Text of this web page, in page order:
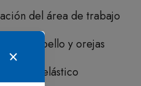
del área de trabajo
cabello y orejas
al elástico